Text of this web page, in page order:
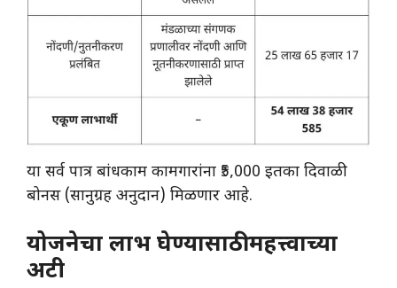
या सर्व पात्र बांधकाम कामगारांना ₹5,000 इतका दिवाळी
बोनस (सानुग्रह अनुदान) मिळणार आहे.
योजनेचा लाभ घेण्यासाठी महत्त्वाच्या
अटी